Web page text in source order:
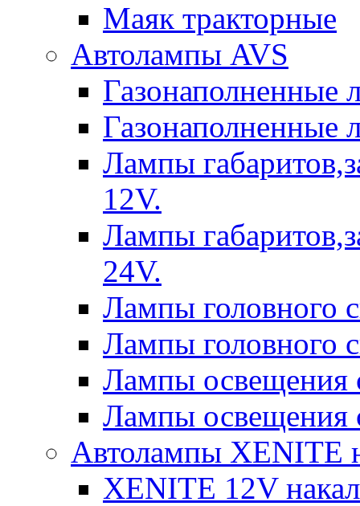
Маяк тракторные
Автолампы AVS
Газонаполненные
Газонаполненные
Лампы
12V.
Лампы
24V.
Лампы головного
Лампы головного
Лампы освещения
Лампы освещения
Автолампы XENITE
XENITE 12V